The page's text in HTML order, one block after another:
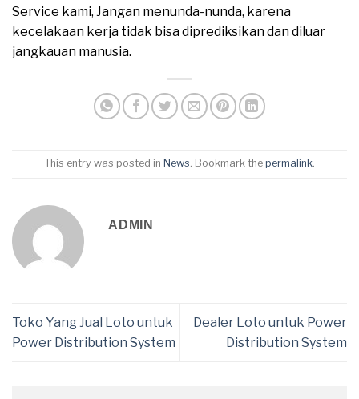
Service kami, Jangan menunda-nunda, karena
kecelakaan kerja tidak bisa diprediksikan dan diluar
jangkauan manusia.
This entry was posted in News. Bookmark the permalink.
ADMIN
Toko Yang Jual Loto untuk
Power Distribution System
Dealer Loto untuk Power
Distribution System